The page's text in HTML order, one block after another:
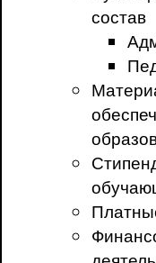
состав